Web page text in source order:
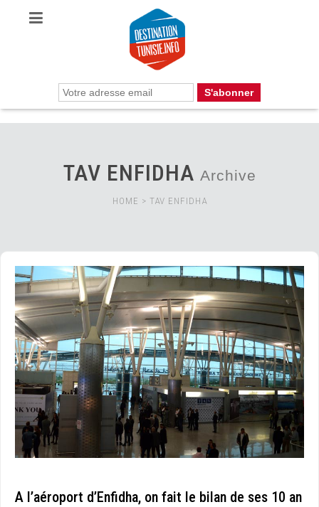
TAV ENFIDHA Archive
HOME > TAV ENFIDHA
A l’aéroport d’Enfidha, on fait le bilan de ses 10 an